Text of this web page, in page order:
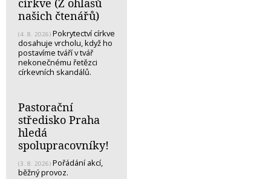
církve (Z ohlasů
našich čtenářů)
(4. 8. 2026) Pokrytectví církve
dosahuje vrcholu, když ho
postavíme tváří v tvář
nekonečnému řetězci
církevních skandálů.
Pastorační
středisko Praha
hledá
spolupracovníky!
(3. 8. 2026) Pořádání akcí,
běžný provoz.